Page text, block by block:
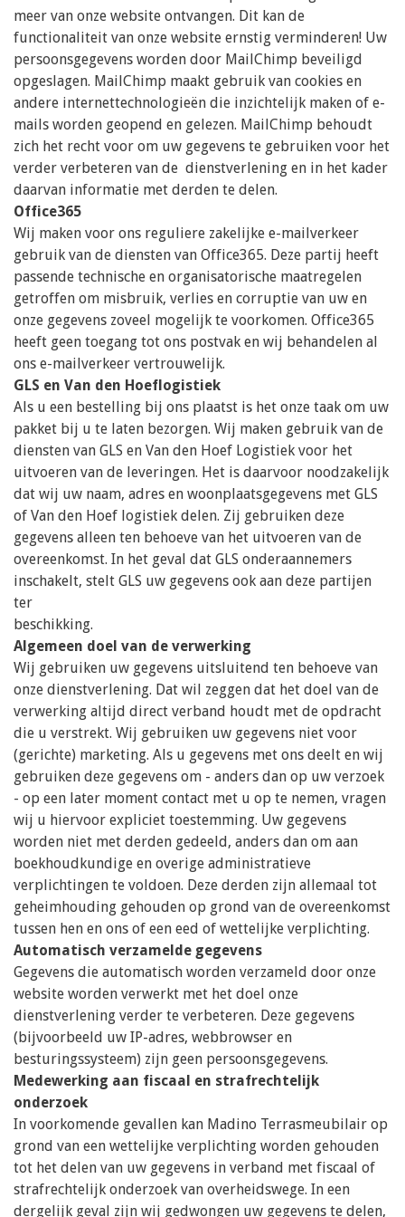
meer van onze website ontvangen. Dit kan de
functionaliteit van onze website ernstig verminderen! Uw
persoonsgegevens worden door MailChimp beveiligd
opgeslagen. MailChimp maakt gebruik van cookies en
andere internettechnologieën die inzichtelijk maken of e-
mails worden geopend en gelezen. MailChimp behoudt
zich het recht voor om uw gegevens te gebruiken voor het
verder verbeteren van de dienstverlening en in het kader
daarvan informatie met derden te delen.
Office365
Wij maken voor ons reguliere zakelijke e-mailverkeer
gebruik van de diensten van Office365. Deze partij heeft
passende technische en organisatorische maatregelen
getroffen om misbruik, verlies en corruptie van uw en
onze gegevens zoveel mogelijk te voorkomen. Office365
heeft geen toegang tot ons postvak en wij behandelen al
ons e-mailverkeer vertrouwelijk.
GLS en Van den Hoeflogistiek
Als u een bestelling bij ons plaatst is het onze taak om uw
pakket bij u te laten bezorgen. Wij maken gebruik van de
diensten van GLS en Van den Hoef Logistiek voor het
uitvoeren van de leveringen. Het is daarvoor noodzakelijk
dat wij uw naam, adres en woonplaatsgegevens met GLS
of Van den Hoef logistiek delen. Zij gebruiken deze
gegevens alleen ten behoeve van het uitvoeren van de
overeenkomst. In het geval dat GLS onderaannemers
inschakelt, stelt GLS uw gegevens ook aan deze partijen
ter
beschikking.
Algemeen doel van de verwerking
Wij gebruiken uw gegevens uitsluitend ten behoeve van
onze dienstverlening. Dat wil zeggen dat het doel van de
verwerking altijd direct verband houdt met de opdracht
die u verstrekt. Wij gebruiken uw gegevens niet voor
(gerichte) marketing. Als u gegevens met ons deelt en wij
gebruiken deze gegevens om - anders dan op uw verzoek
- op een later moment contact met u op te nemen, vragen
wij u hiervoor expliciet toestemming. Uw gegevens
worden niet met derden gedeeld, anders dan om aan
boekhoudkundige en overige administratieve
verplichtingen te voldoen. Deze derden zijn allemaal tot
geheimhouding gehouden op grond van de overeenkomst
tussen hen en ons of een eed of wettelijke verplichting.
Automatisch verzamelde gegevens
Gegevens die automatisch worden verzameld door onze
website worden verwerkt met het doel onze
dienstverlening verder te verbeteren. Deze gegevens
(bijvoorbeeld uw IP-adres, webbrowser en
besturingssysteem) zijn geen persoonsgegevens.
Medewerking aan fiscaal en strafrechtelijk
onderzoek
In voorkomende gevallen kan Madino Terrasmeubilair op
grond van een wettelijke verplichting worden gehouden
tot het delen van uw gegevens in verband met fiscaal of
strafrechtelijk onderzoek van overheidswege. In een
dergelijk geval zijn wij gedwongen uw gegevens te delen,